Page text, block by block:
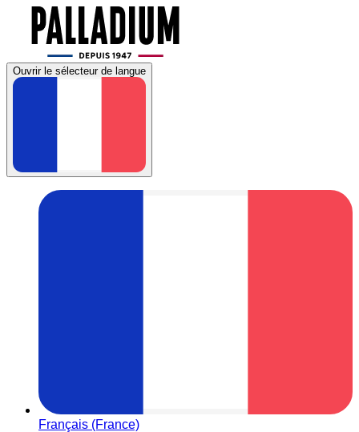
Ouvrir le sélecteur de langue
Français (France)